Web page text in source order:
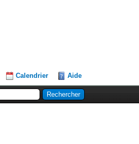
Calendrier Aide